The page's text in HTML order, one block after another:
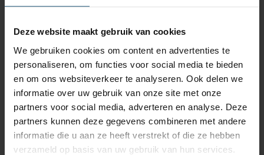
Deze website maakt gebruik van cookies
We gebruiken cookies om content en advertenties te
personaliseren, om functies voor social media te bieden
en om ons websiteverkeer te analyseren. Ook delen we
informatie over uw gebruik van onze site met onze
partners voor social media, adverteren en analyse. Deze
partners kunnen deze gegevens combineren met andere
informatie die u aan ze heeft verstrekt of die ze hebben
verzameld op basis van uw gebruik van hun services.
Vacature bekijken
Kraanmachinist
Fulltime Noord-Holland
Ben jij een kraanmachinist en voel jij je helemaal tuis op een
rupskraan? Weet jij veilig, nauwkeurig én efficiënt te werken met
een 18-tons kraan? Dan zijn wij op zoek naar jou!